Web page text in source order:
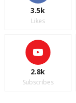
3.5k
Likes
2.8k
Subscribes